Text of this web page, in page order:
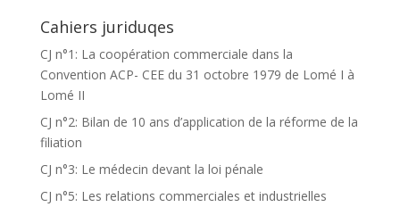
Cahiers juriduqes
CJ n°1: La coopération commerciale dans la
Convention ACP- CEE du 31 octobre 1979 de Lomé I à
Lomé II
CJ n°2: Bilan de 10 ans d’application de la réforme de la
filiation
CJ n°3: Le médecin devant la loi pénale
CJ n°5: Les relations commerciales et industrielles